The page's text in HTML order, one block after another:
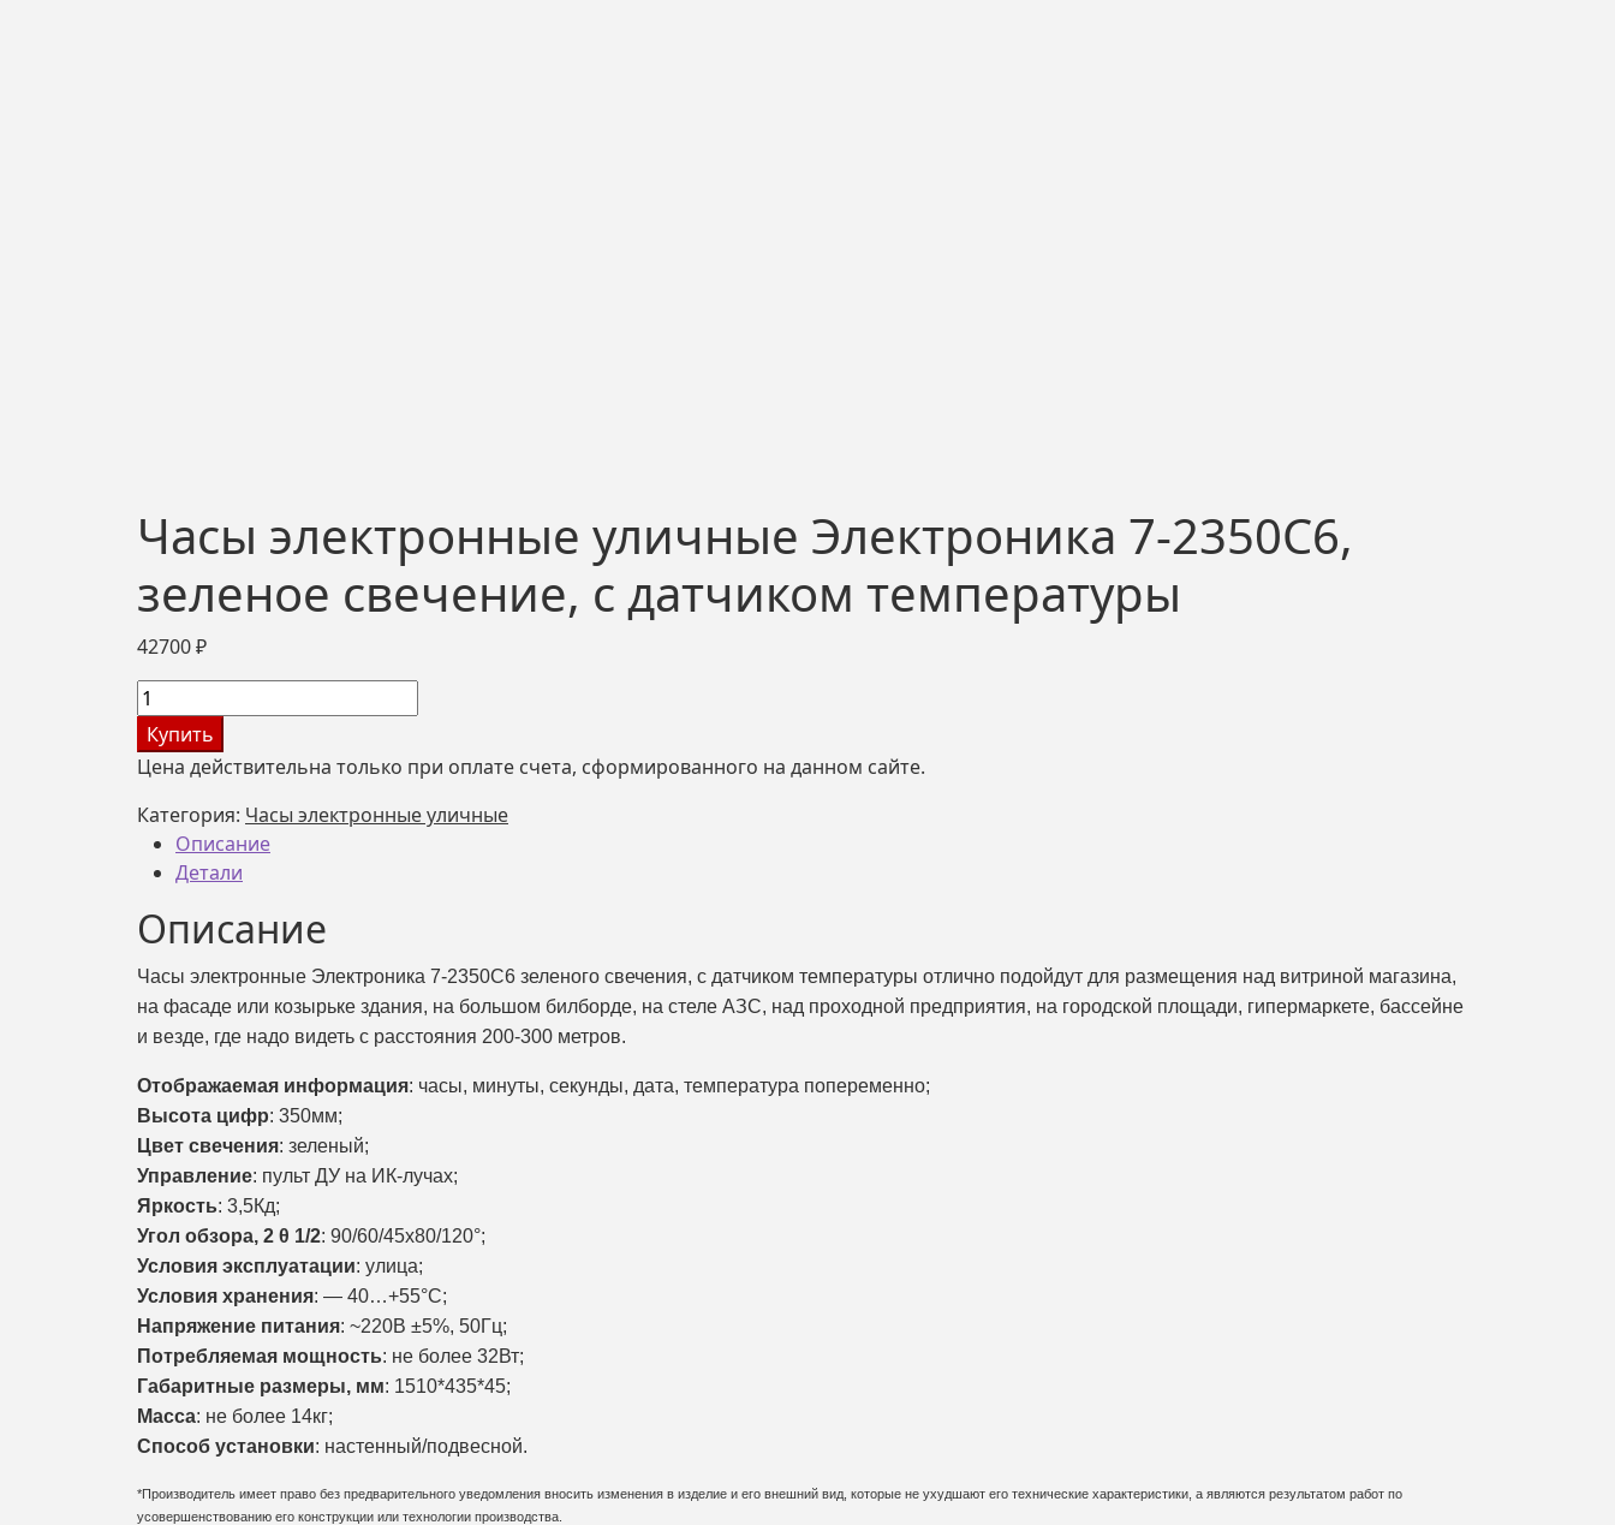
Часы электронные уличные Электроника 7-2350С6,
зеленое свечение, с датчиком температуры
42700₽
Количество
товара
Часы
электронные
уличные
Электроника
зеленое
с
датчиком
температуры
Купить
Цена действительна только при оплате счета, сформированного на данном сайте.
Категория: Часы электронные уличные
Описание
Детали
Описание
Часы электронные Электроника 7-2350С6 зеленого свечения, с датчиком температуры отлично подойдут для размещения над витриной магазина,
на фасаде или козырьке здания, на большом билборде, на стеле АЗС, над проходной предприятия, на городской площади, гипермаркете, бассейне
и везде, где надо видеть с расстояния 200-300 метров.
Отображаемая информация: часы, минуты, секунды, дата, температура попеременно;
Высота цифр: 350мм;
Цвет свечения: зеленый;
Управление: пульт ДУ на ИК-лучах;
Яркость: 3,5Кд;
Угол обзора, 2 θ 1/2: 90/60/45х80/120°;
Условия эксплуатации: улица;
Условия хранения: — 40…+55°С;
Напряжение питания: ~220В ±5%, 50Гц;
Потребляемая мощность: не более 32Вт;
Габаритные размеры, мм: 1510*435*45;
Масса: не более 14кг;
Способ установки: настенный/подвесной.
*Производитель имеет право без предварительного уведомления вносить изменения в изделие и его внешний вид, которые не ухудшают его технические характеристики, а являются результатом работ по
усовершенствованию его конструкции или технологии производства.